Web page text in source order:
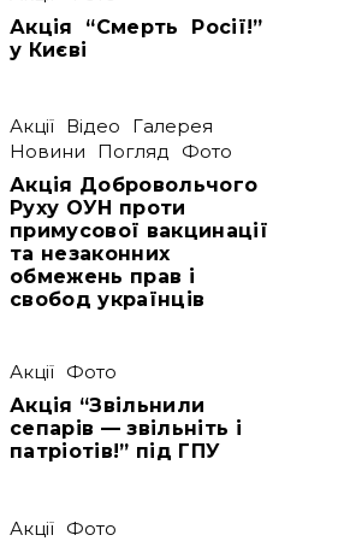
Акція “Смерть Росії!”
у Києві
Акції Відео
Галерея
Новини
Погляд
Фото
Акція Добровольчого
Руху ОУН проти
примусової вакцинації
та незаконних
обмежень прав і
свобод українців
Акції Фото
Акція “Звільнили
сепарів — звільніть і
патріотів!” під ГПУ
Акції Фото